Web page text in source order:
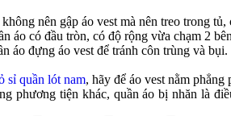
nên gập áo vest mà nên treo trong
áo có đầu tròn, có độ rộng vừa chạm 2
áo đựng áo vest để tránh côn trùng và
sỉ quần lót nam, hãy để áo vest nằm
phương tiện khác, quần áo bị nhăn là